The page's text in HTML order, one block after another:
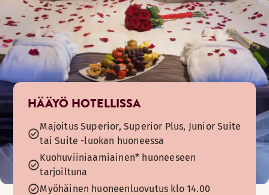
HÄÄYÖ HOTELLISSA
Majoitus Superior, Superior Plus, Junior Suite
tai Suite -luokan huoneessa
Kuohuviiniaamiainen* huoneeseen
tarjoiltuna
Myöhäinen huoneenluovutus klo 14.00